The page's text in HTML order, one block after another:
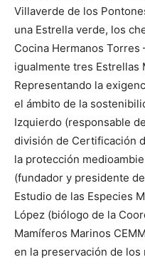
Villaverde de los
una Estrella verde, los
Cocina Hermanos Torres
igualmente tres Estrellas
Representando la
el ámbito de la
Izquierdo (responsable
división de Certificación
la protección
(fundador y presidente
Estudio de las Especies
López (biólogo de la
Mamíferos Marinos
en la preservación de los